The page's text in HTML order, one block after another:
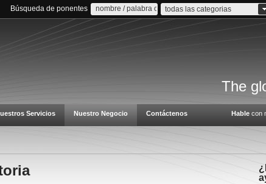
Búsqueda de ponentes todas las categorias
The
Servicios Nuestro Negocio Contáctenos Hable con